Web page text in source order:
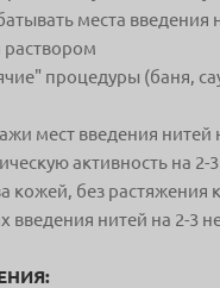
места введения
раствором
процедуры (баня,
мест введения нитей
активность на 2-
кожей, без растяжения
введения нитей на 2-3